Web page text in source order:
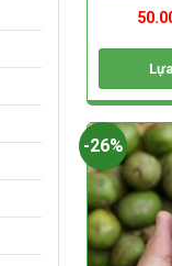
phẩm
Sản
phẩm
này
có
nhiều
biến
thể.
Các
-26%